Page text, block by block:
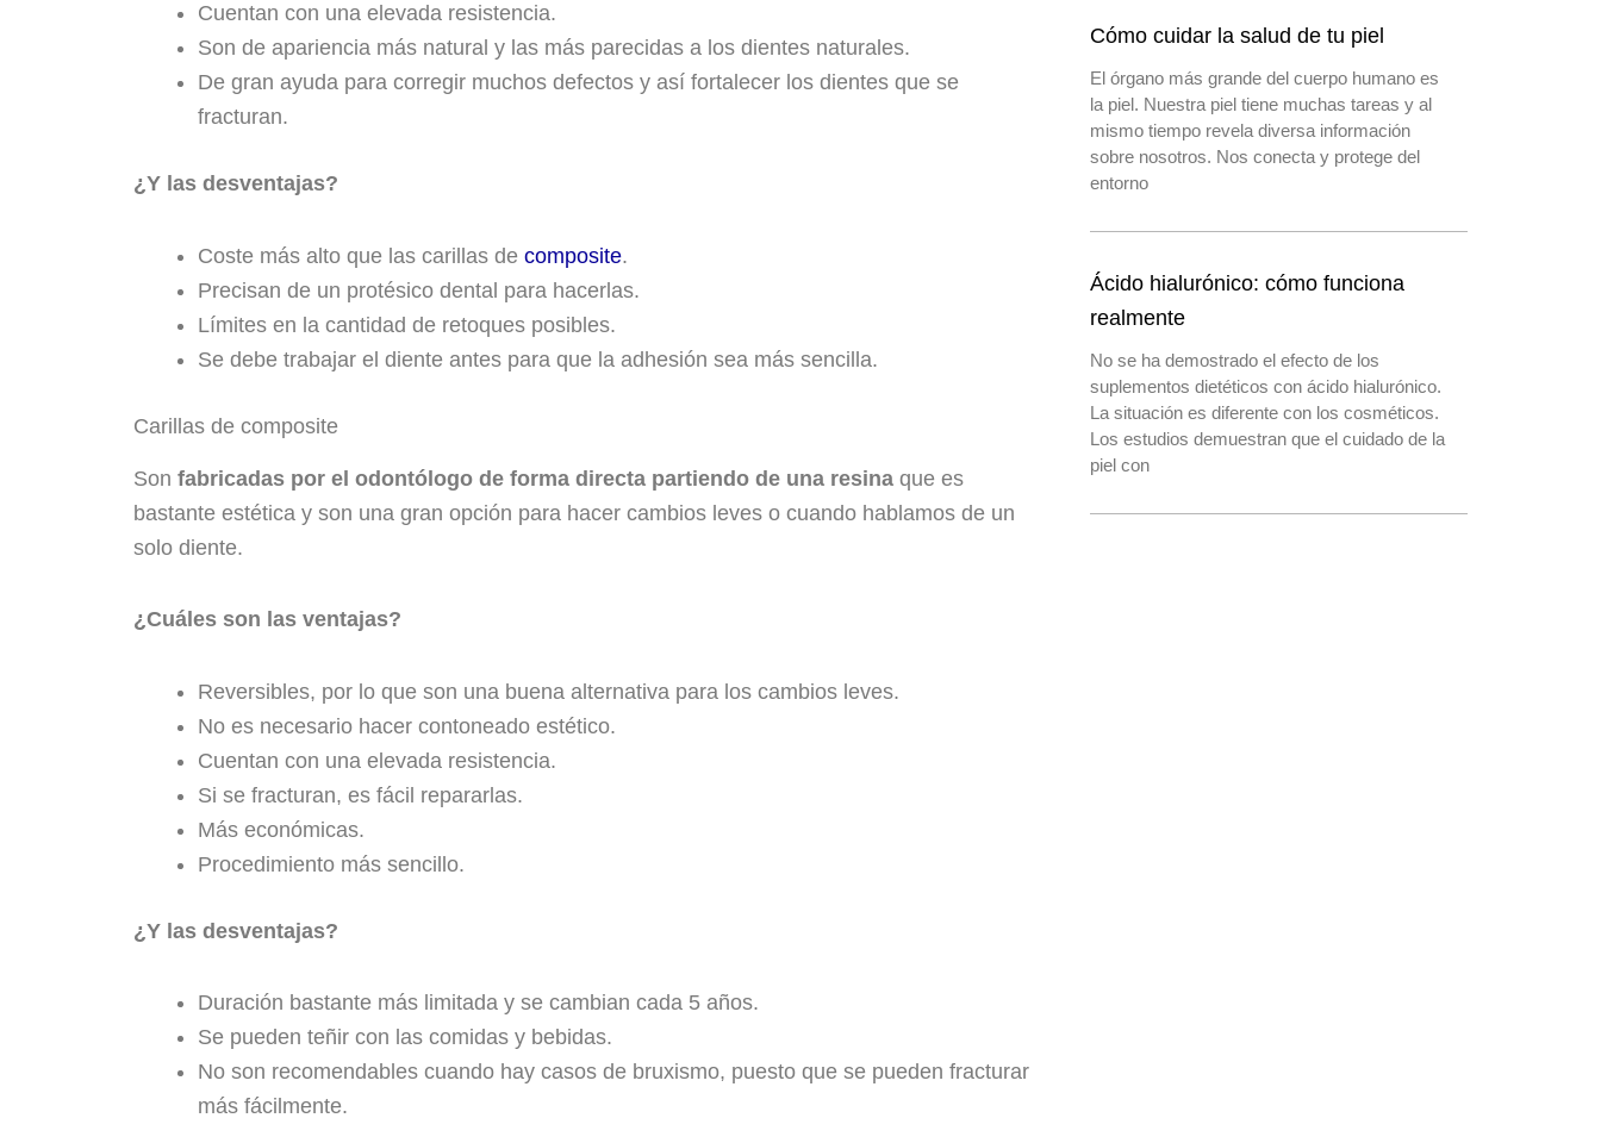
Cuentan con una elevada resistencia.
Son de apariencia más natural y las más parecidas a los dientes naturales.
De gran ayuda para corregir muchos defectos y así fortalecer los dientes que se
fracturan.
¿Y las desventajas?
Coste más alto que las carillas de composite.
Precisan de un protésico dental para hacerlas.
Límites en la cantidad de retoques posibles.
Se debe trabajar el diente antes para que la adhesión sea más sencilla.
Carillas de composite
Son fabricadas por el odontólogo de forma directa partiendo de una resina que es
bastante estética y son una gran opción para hacer cambios leves o cuando hablamos de un
solo diente.
¿Cuáles son las ventajas?
Reversibles, por lo que son una buena alternativa para los cambios leves.
No es necesario hacer contoneado estético.
Cuentan con una elevada resistencia.
Si se fracturan, es fácil repararlas.
Más económicas.
Procedimiento más sencillo.
¿Y las desventajas?
Duración bastante más limitada y se cambian cada 5 años.
Se pueden teñir con las comidas y bebidas.
No son recomendables cuando hay casos de bruxismo, puesto que se pueden fracturar
más fácilmente.
Cómo cuidar la salud de tu piel
El órgano más grande del cuerpo humano es
la piel. Nuestra piel tiene muchas tareas y al
mismo tiempo revela diversa información
sobre nosotros. Nos conecta y protege del
entorno
Ácido hialurónico: cómo funciona
realmente
No se ha demostrado el efecto de los
suplementos dietéticos con ácido hialurónico.
La situación es diferente con los cosméticos.
Los estudios demuestran que el cuidado de la
piel con